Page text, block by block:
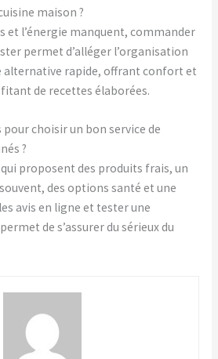
maison ?
et l’énergie manquent, commander
permet d’alléger l’organisation
alternative rapide, offrant confort et
de recettes élaborées.
choisir un bon service de
?
proposent des produits frais, un
des options santé et une
avis en ligne et tester une
de s’assurer du sérieux du